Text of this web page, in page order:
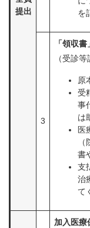
提出
を
3
「領収
（受診
原
受
事
は
医
書
支
治
て
加入医療